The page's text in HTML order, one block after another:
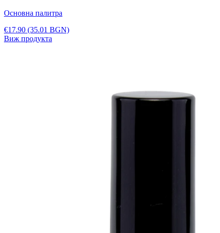
Основна палитра
€17.90 (35.01 BGN)
Виж продукта